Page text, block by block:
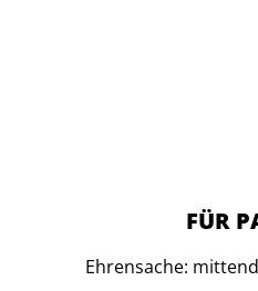
FÜR
Ehrensache: